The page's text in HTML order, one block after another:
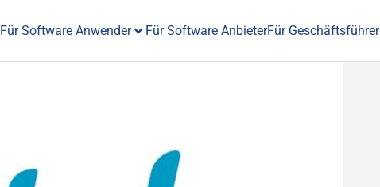
Für Software Anwender Für Software AnbieterFür Geschäftsführer